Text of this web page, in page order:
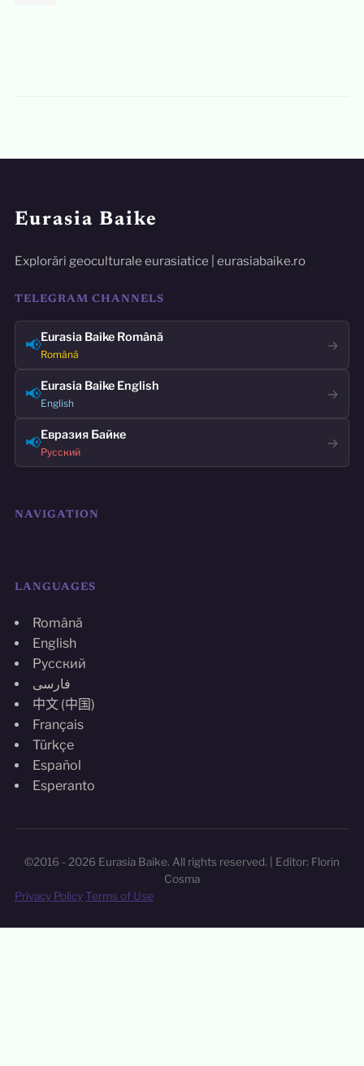
Eurasia Baike
Explorări geoculturale eurasiatice | eurasiabaike.ro
TELEGRAM CHANNELS
📢Eurasia Baike Română
Română
→
📢Eurasia Baike English
English
→
📢Евразия Байке
Русский
→
NAVIGATION
LANGUAGES
Română
English
Русский
فارسی
中文 (中国)
Français
Türkçe
Español
Esperanto
©2016 - 2026 Eurasia Baike. All rights reserved. | Editor: Florin
Cosma
Privacy PolicyTerms of Use